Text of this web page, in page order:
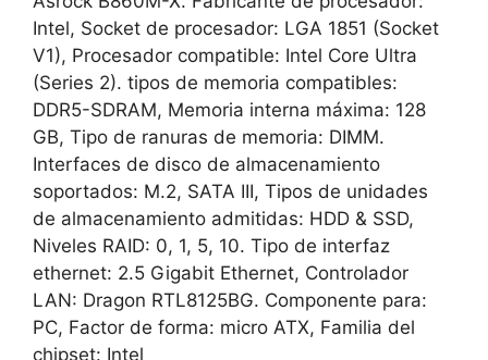
Intel, Socket de procesador: LGA 1851 (Socket
V1), Procesador compatible: Intel Core Ultra
(Series 2). tipos de memoria compatibles:
DDR5-SDRAM, Memoria interna máxima: 128
GB, Tipo de ranuras de memoria: DIMM.
Interfaces de disco de almacenamiento
soportados: M.2, SATA III, Tipos de unidades
de almacenamiento admitidas: HDD & SSD,
Niveles RAID: 0, 1, 5, 10. Tipo de interfaz
ethernet: 2.5 Gigabit Ethernet, Controlador
LAN: Dragon RTL8125BG. Componente para:
PC, Factor de forma: micro ATX, Familia del
chipset: Intel